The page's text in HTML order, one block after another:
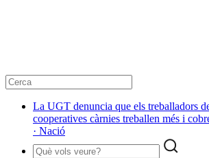
La UGT denuncia que els treballadors
cooperatives càrnies treballen més i
· Nació